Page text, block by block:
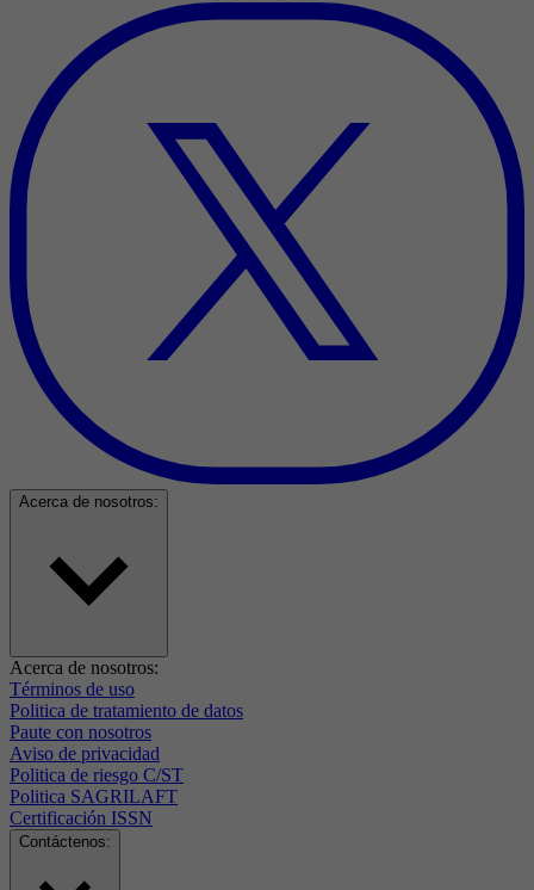
Acerca de nosotros:
Acerca de nosotros:
Términos de uso
Politica de tratamiento de datos
Paute con nosotros
Aviso de privacidad
Politica de riesgo C/ST
Politica SAGRILAFT
Certificación ISSN
Contáctenos: